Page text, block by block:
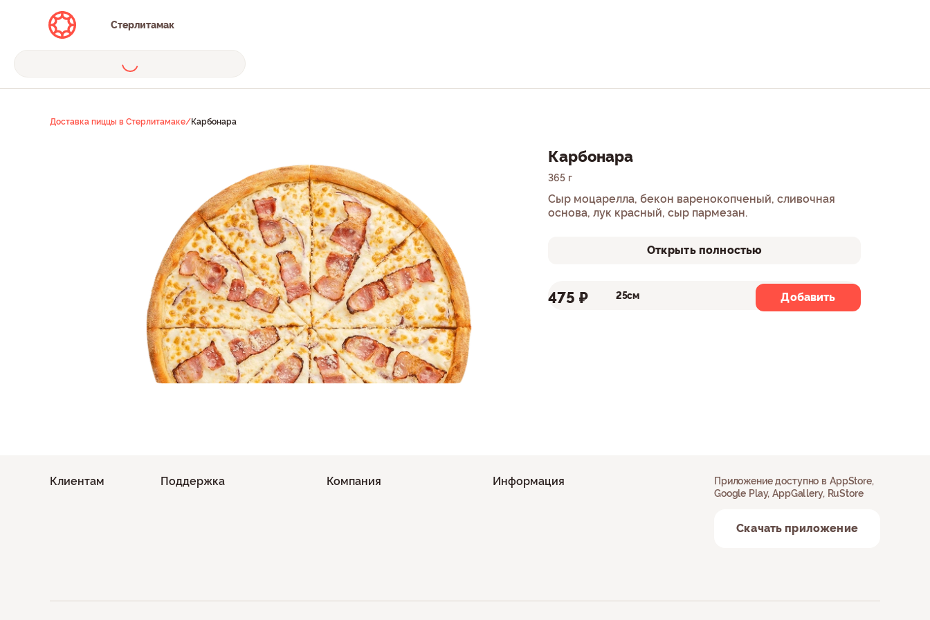
Стерлитамак
Доставка пиццы в Стерлитамаке/Карбонара
Карбонара
365 г
Сыр моцарелла, бекон варенокопченый, сливочная
основа, лук красный, сыр пармезан.
Открыть полностью
25см 30см
475 ₽ Добавить
Клиентам Поддержка Компания Информация
Приложение доступно в AppStore,
Google Play, AppGallery, RuStore
Скачать приложение